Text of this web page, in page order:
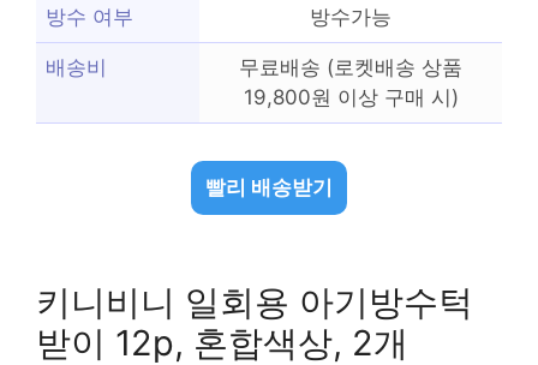
방수 여부 방수가능
배송비
무료배송 (로켓배송 상품
19,800원 이상 구매 시)
빨리 배송받기
키니비니 일회용 아기방수턱
받이 12p, 혼합색상, 2개